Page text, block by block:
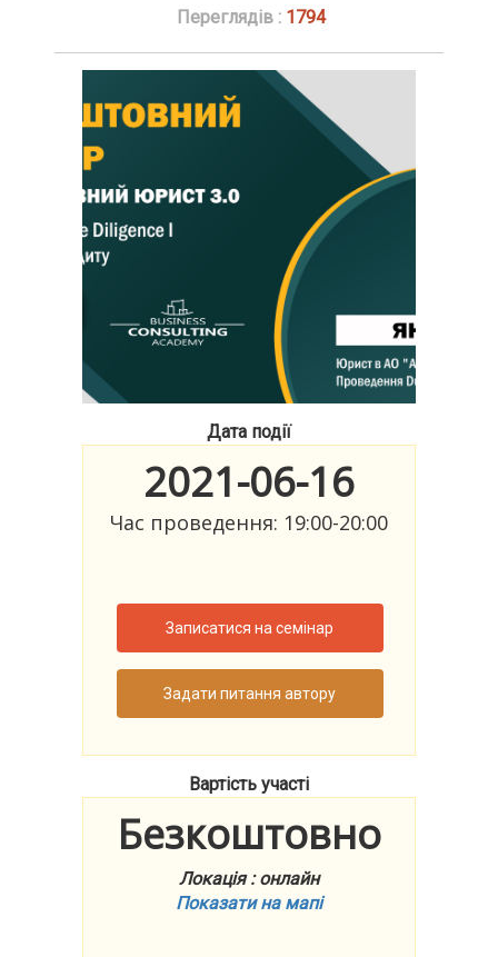
Переглядів : 1794
Дата події
2021-06-16
Час проведення: 19:00-20:00
Записатися на семінар
Задати питання автору
Вартість участі
Безкоштовно
Локація : онлайн
Показати на мапі